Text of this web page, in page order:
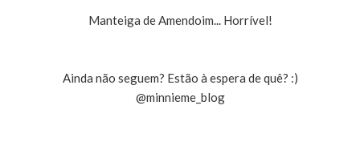
Manteiga de Amendoim... Horrível!
Ainda não seguem? Estão à espera de quê? :)
@minnieme_blog